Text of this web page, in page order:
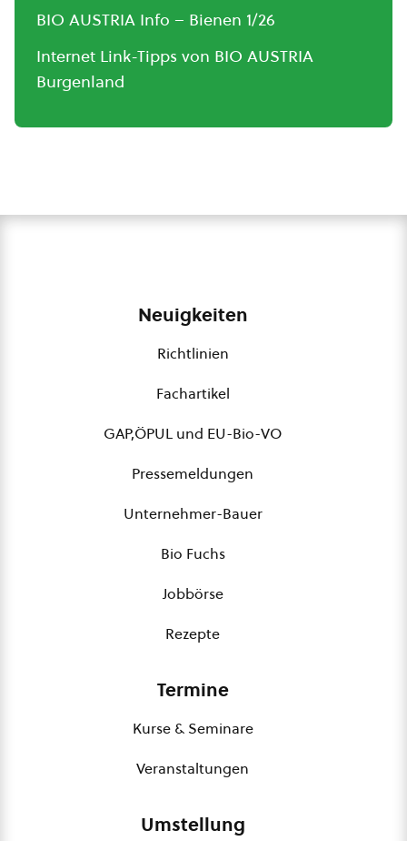
BIO AUSTRIA Info – Bienen 1/26
Internet Link-Tipps von BIO AUSTRIA
Burgenland
Neuigkeiten
Richtlinien
Fachartikel
GAP,ÖPUL und EU-Bio-VO
Pressemeldungen
Unternehmer-Bauer
Bio Fuchs
Jobbörse
Rezepte
Termine
Kurse & Seminare
Veranstaltungen
Umstellung